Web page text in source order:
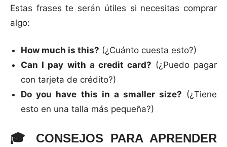
Estas frases te serán útiles si necesitas comprar
algo:
How much is this? (¿Cuánto cuesta esto?)
Can I pay with a credit card? (¿Puedo pagar
con tarjeta de crédito?)
Do you have this in a smaller size? (¿Tiene
esto en una talla más pequeña?)
🎓 CONSEJOS PARA APRENDER